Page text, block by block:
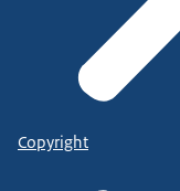
Copyright